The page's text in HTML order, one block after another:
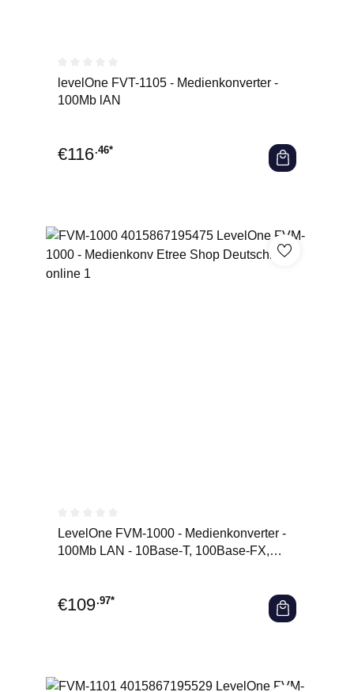
Durchschnittliche Bewertung von 0 von 5 Sternen
levelOne FVT-1105 - Medienkonverter -
100Mb lAN
€116.46*
Durchschnittliche Bewertung von 0 von 5 Sternen
LevelOne FVM-1000 - Medienkonverter -
100Mb LAN - 10Base-T, 100Base-FX,
€109.97*